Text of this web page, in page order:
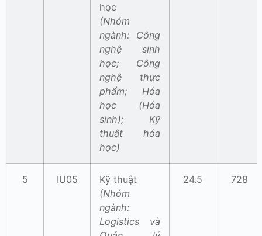
học
(Nhóm
ngành: Công
nghệ sinh
học; Công
nghệ thực
phẩm; Hóa
học (Hóa
sinh); Kỹ
thuật hóa
học)
5 IU05
Kỹ thuật
(Nhóm
ngành:
Logistics và
24.5 728